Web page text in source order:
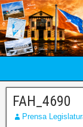
FAH_4690
Prensa